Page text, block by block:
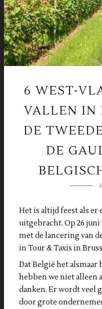
6 WEST-
VALLEN IN
DE
DE
Het is altijd feest als
uitgebracht. Op 26 juni
met de lancering van
in Tour & Taxis in
Dat België het
hebben we niet alleen
danken. Er wordt veel
door grote